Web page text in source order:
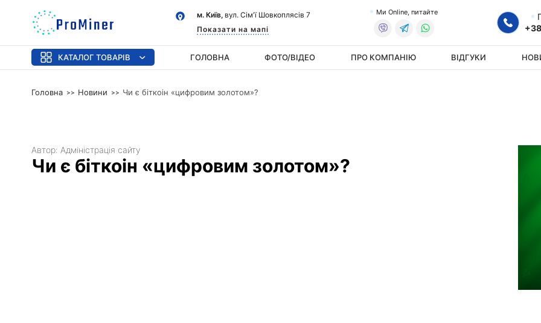
м. Київ, вул. Сім'ї Шовкоплясів 7
Показати на мапі
Ми Online, питайте
КАТАЛОГ ТОВАРІВ ГОЛОВНА ФОТО/ВІДЕО ПРО КОМПАНІЮ ВІДГУКИ
Головна Новини Чи є біткоін «цифровим золотом»?
Автор: Адміністрація сайту
Чи є біткоін «цифровим золотом»?